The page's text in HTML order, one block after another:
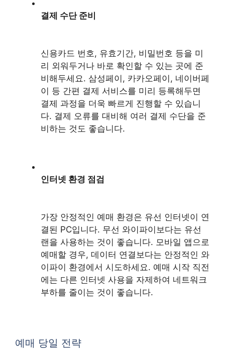
결제 수단 준비
신용카드 번호, 유효기간, 비밀번호 등을 미
리 외워두거나 바로 확인할 수 있는 곳에 준
비해두세요. 삼성페이, 카카오페이, 네이버페
이 등 간편 결제 서비스를 미리 등록해두면
결제 과정을 더욱 빠르게 진행할 수 있습니
다. 결제 오류를 대비해 여러 결제 수단을 준
비하는 것도 좋습니다.
인터넷 환경 점검
가장 안정적인 예매 환경은 유선 인터넷이 연
결된 PC입니다. 무선 와이파이보다는 유선
랜을 사용하는 것이 좋습니다. 모바일 앱으로
예매할 경우, 데이터 연결보다는 안정적인 와
이파이 환경에서 시도하세요. 예매 시작 직전
에는 다른 인터넷 사용을 자제하여 네트워크
부하를 줄이는 것이 좋습니다.
예매 당일 전략